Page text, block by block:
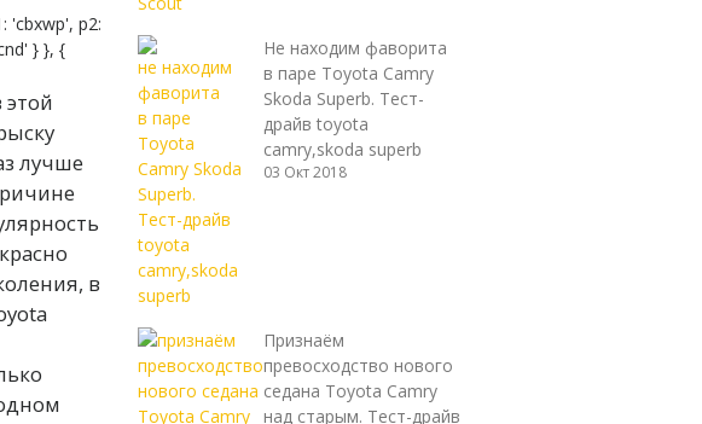
'cbxwp', p2:
} }, {
лучше
, в
Не находим фаворита
в паре Toyota Camry
Skoda Superb. Тест-
драйв toyota
camry,skoda superb
03 Окт 2018
Признаём
превосходство нового
седана Toyota Camry
над старым. Тест-драйв